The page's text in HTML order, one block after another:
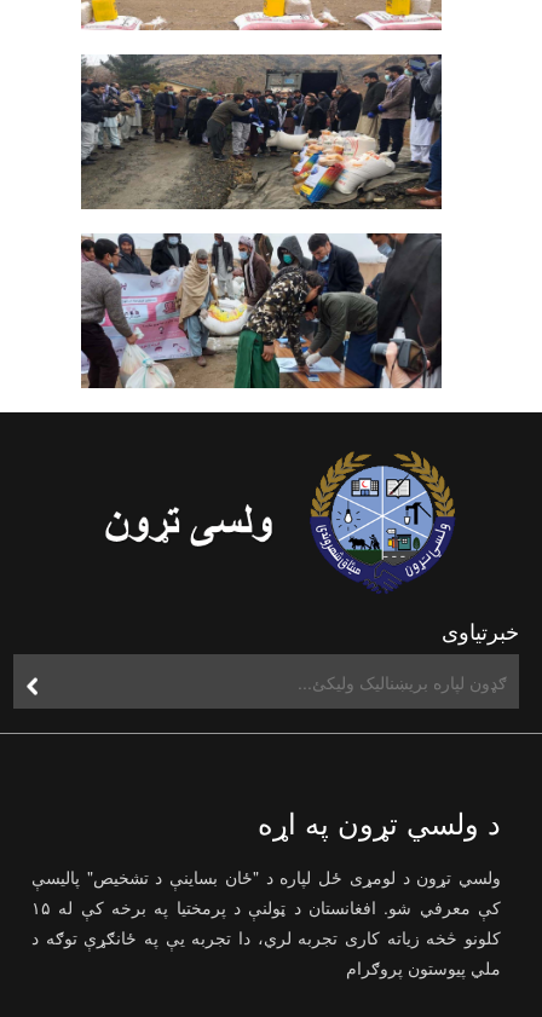
خبرتیاوی
د ولسي تړون په اړه
ولسي تړون د لومړی ځل لپاره د "ځان بساینې د تشخیص" پالیسې
کې معرفي شو. افغانستان د ټولنې د پرمختیا په برخه کې له ۱۵
کلونو څخه زیاته کاری تجربه لري، دا تجربه یې په ځانګړې توګه د
ملي پیوستون پروګرام